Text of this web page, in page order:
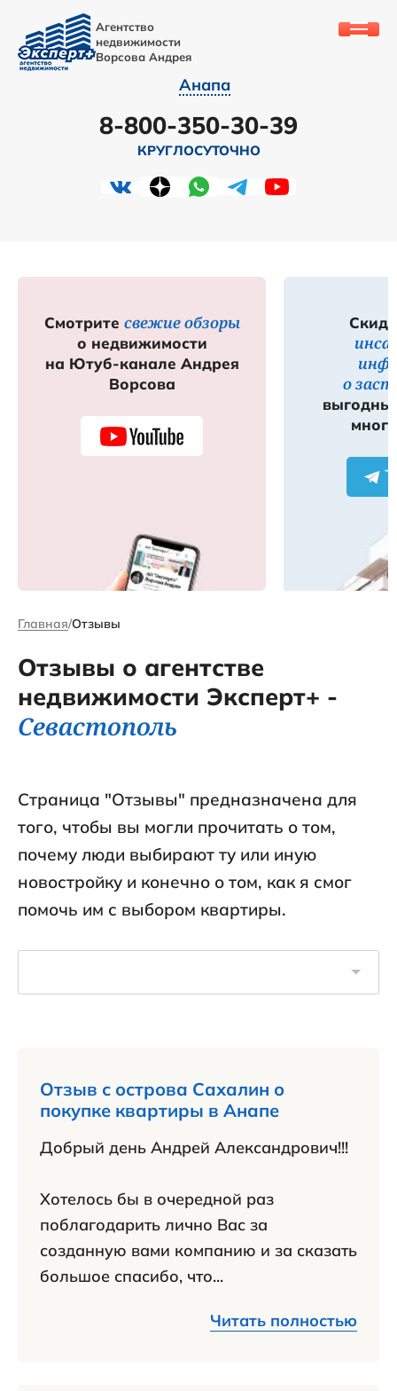
Агентство
недвижимости
Ворсова Андрея
Анапа
8-800-350-30-39
КРУГЛОСУТОЧНО
Смотрите свежие обзоры
о недвижимости
на Ютуб-канале Андрея
Ворсова
о
Главная Отзывы
Отзывы о агентстве
недвижимости Эксперт+ -
Севастополь
Страница "Отзывы" предназначена для
того, чтобы вы могли прочитать о том,
почему люди выбирают ту или иную
новостройку и конечно о том, как я смог
помочь им с выбором квартиры.
Отзыв с острова Сахалин о
покупке квартиры в Анапе
Добрый день Андрей Александрович!!!
Хотелось бы в очередной раз
поблагодарить лично Вас за
созданную вами компанию и за сказать
большое спасибо, что...
Читать полностью